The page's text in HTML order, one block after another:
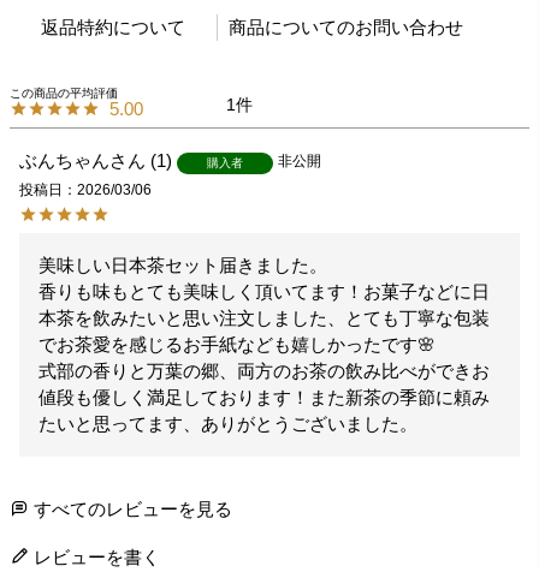
返品特約について 商品についてのお問い合わせ
5.00 1
ぶんちゃん 1 購入者
非公開
投稿日
2026/03/06
美味しい日本茶セット届きました。
香りも味もとても美味しく頂いてます！お菓子などに日
本茶を飲みたいと思い注文しました、とても丁寧な包装
でお茶愛を感じるお手紙なども嬉しかったです🌸
式部の香りと万葉の郷、両方のお茶の飲み比べができお
値段も優しく満足しております！また新茶の季節に頼み
たいと思ってます、ありがとうございました。
すべてのレビューを見る
レビューを書く